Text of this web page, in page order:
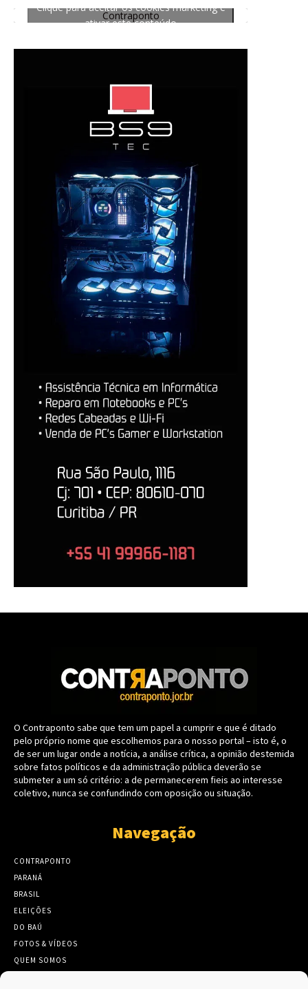
Contraponto
Clique para aceitar os cookies marketing e
ativar este conteúdo
O Contraponto sabe que tem um papel a cumprir e que é ditado
pelo próprio nome que escolhemos para o nosso portal – isto é, o
de ser um lugar onde a notícia, a análise crítica, a opinião destemida
sobre fatos políticos e da administração pública deverão se
submeter a um só critério: a de permanecerem fieis ao interesse
coletivo, nunca se confundindo com oposição ou situação.
Navegação
CONTRAPONTO
PARANÁ
BRASIL
ELEIÇÕES
DO BAÚ
FOTOS & VÍDEOS
QUEM SOMOS